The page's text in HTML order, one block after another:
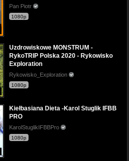
Pan Piotr
1080p
Uzdrowiskowe MONSTRUM -
RykoTRIP Polska 2020 - Rykowisko
Exploration
Rykowisko_Exploration
1080p
Kiełbasiana Dieta -Karol Stuglik IFBB
PRO
KarolStuglikIFBBPro
1080p